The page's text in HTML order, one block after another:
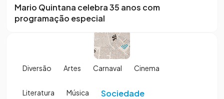
Mario Quintana celebra 35 anos com
programação especial
Diversão Artes Carnaval Cinema
Literatura Música Sociedade